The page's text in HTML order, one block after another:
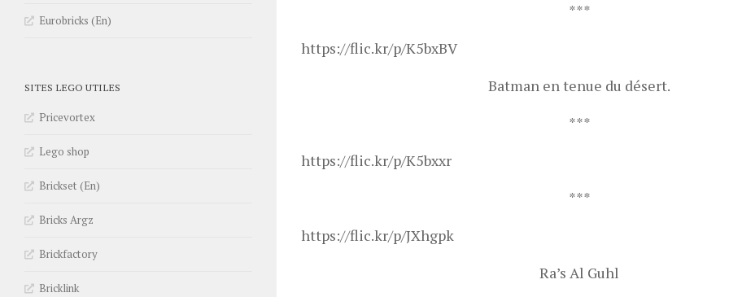
***
https://flic.kr/p/K5bxBV
Batman en tenue du désert.
***
https://flic.kr/p/K5bxxr
***
https://flic.kr/p/JXhgpk
Ra’s Al Guhl
Eurobricks (En)
SITES LEGO UTILES
Pricevortex
Lego shop
Brickset (En)
Bricks Argz
Brickfactory
Bricklink